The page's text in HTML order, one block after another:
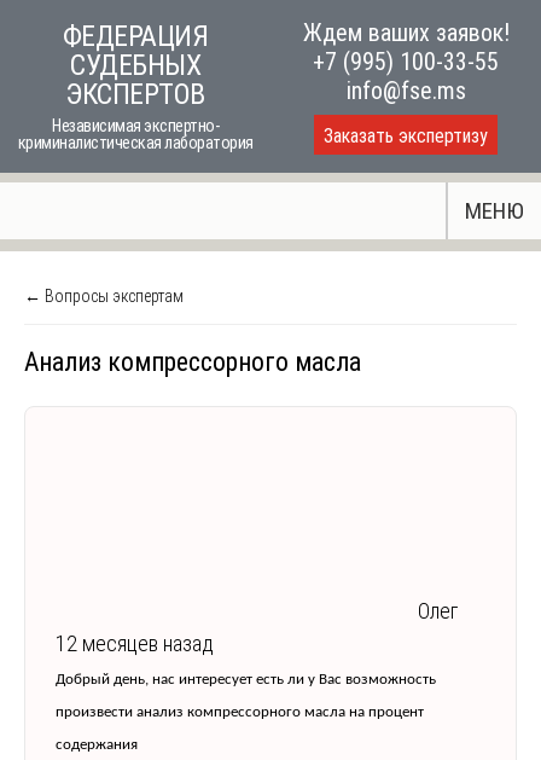
ФЕДЕРАЦИЯ
СУДЕБНЫХ
ЭКСПЕРТОВ
Независимая экспертно-
криминалистическая лаборатория
Ждем ваших заявок!
+7 (995) 100-33-55
info@fse.ms
Заказать экспертизу
МЕНЮ
← Вопросы экспертам
Анализ компрессорного масла
Олег
12 месяцев назад
Добрый день, нас интересует есть ли у Вас возможность
произвести анализ компрессорного масла на процент
содержания